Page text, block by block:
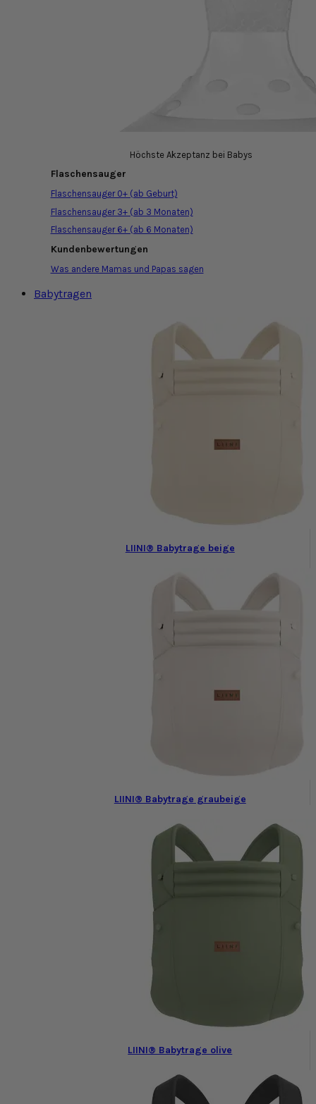
Höchste Akzeptanz bei Babys
Flaschensauger
Flaschensauger 0+ (ab Geburt)
Flaschensauger 3+ (ab 3 Monaten)
Flaschensauger 6+ (ab 6 Monaten)
Kundenbewertungen
Was andere Mamas und Papas sagen
Babytragen
LIINI® Babytrage beige
LIINI® Babytrage graubeige
LIINI® Babytrage olive